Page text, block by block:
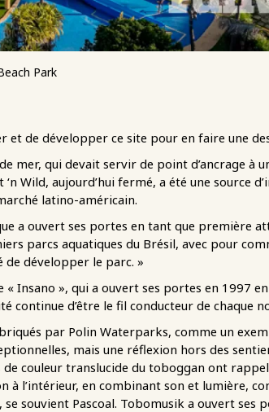
Park
et de développer ce site pour en faire une
mer, qui devait servir de point d’ancrage à
Wild, aujourd’hui fermé, a été une source
latino-américain.
a ouvert ses portes en tant que première
parcs aquatiques du Brésil, avec pour
de développer le parc. »
Insano », qui a ouvert ses portes en 1997
continue d’être le fil conducteur de chaque
par Polin Waterparks, comme un
mais une réflexion hors des
couleur translucide du toboggan ont
à l’intérieur, en combinant son et lumière,
souvient Pascoal. Tobomusik a ouvert ses